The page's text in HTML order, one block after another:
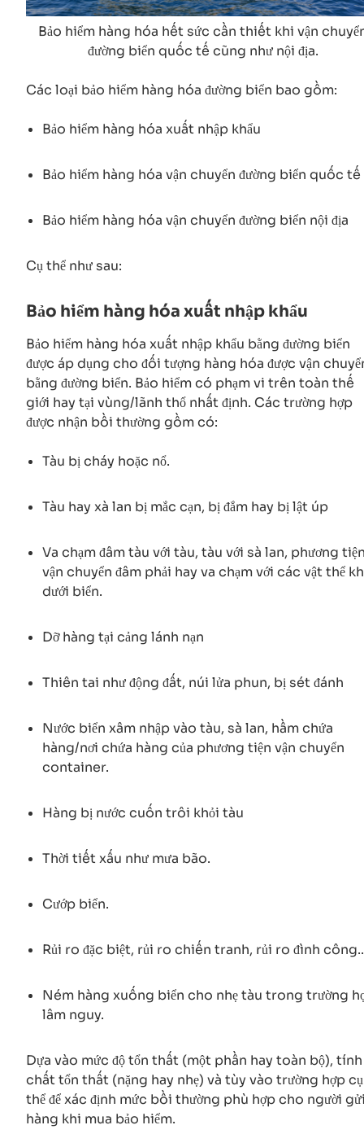
Bảo hiểm hàng hóa hết sức cần thiết khi vận
đường biển quốc tế cũng như nội địa.
Các loại bảo hiểm hàng hóa đường biển bao gồm:
Bảo hiểm hàng hóa xuất nhập khẩu
Bảo hiểm hàng hóa vận chuyển đường biển quốc tế
Bảo hiểm hàng hóa vận chuyển đường biển nội địa
Cụ thể như sau:
Bảo hiểm hàng hóa xuất nhập khẩu
Bảo hiểm hàng hóa xuất nhập khẩu bằng đường biển
được áp dụng cho đối tượng hàng hóa được vận
bằng đường biển. Bảo hiểm có phạm vi trên toàn thế
giới hay tại vùng/lãnh thổ nhất định. Các trường hợp
được nhận bồi thường gồm có:
Tàu bị cháy hoặc nổ.
Tàu hay xà lan bị mắc cạn, bị đắm hay bị lật úp
Va chạm đâm tàu với tàu, tàu với sà lan, phương
vận chuyển đâm phải hay va chạm với các vật thể
dưới biển.
Dỡ hàng tại cảng lánh nạn
Thiên tai như động đất, núi lửa phun, bị sét đánh
Nước biển xâm nhập vào tàu, sà lan, hầm chứa
hàng/nơi chứa hàng của phương tiện vận chuyển
container.
Hàng bị nước cuốn trôi khỏi tàu
Thời tiết xấu như mưa bão.
Cướp biển.
Rủi ro đặc biệt, rủi ro chiến tranh, rủi ro đình
Ném hàng xuống biển cho nhẹ tàu trong trường
lâm nguy.
Dựa vào mức độ tổn thất (một phần hay toàn bộ), tính
chất tổn thất (nặng hay nhẹ) và tùy vào trường hợp cụ
thể để xác định mức bồi thường phù hợp cho người
hàng khi mua bảo hiểm.